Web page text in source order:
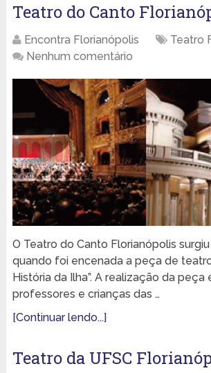
Teatro do Canto
Encontra Florianópolis
Teatro
Nenhum comentário
O Teatro do Canto Florianópolis
quando foi encenada a peça de
História da Ilha”. A realização da peça
professores e crianças das …
[Continuar lendo...]
Teatro da UFSC